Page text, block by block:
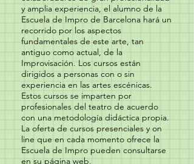
y amplia experiencia, el alumno de la
Escuela de Impro de Barcelona hará un
recorrido por los aspectos
fundamentales de este arte, tan
antiguo como actual, de la
Improvisación. Los cursos están
dirigidos a personas con o sin
experiencia en las artes escénicas.
Estos cursos se imparten por
profesionales del teatro de acuerdo
con una metodología didáctica propia.
La oferta de cursos presenciales y on
line que en cada momento ofrece la
Escuela de Impro pueden consultarse
en su página web.